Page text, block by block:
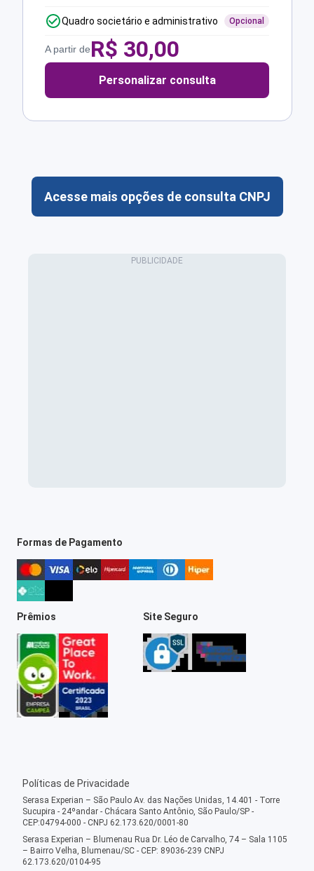
Quadro societário e administrativo Opcional
A partir deR$ 30,00
Personalizar consulta
Acesse mais opções de consulta CNPJ
Formas de Pagamento
Prêmios Site Seguro
Políticas de Privacidade
Serasa Experian – São Paulo Av. das Nações Unidas, 14.401 - Torre
Sucupira - 24ºandar - Chácara Santo Antônio, São Paulo/SP -
CEP:04794-000 - CNPJ 62.173.620/0001-80
Serasa Experian – Blumenau Rua Dr. Léo de Carvalho, 74 – Sala 1105
– Bairro Velha, Blumenau/SC - CEP: 89036-239 CNPJ
62.173.620/0104-95